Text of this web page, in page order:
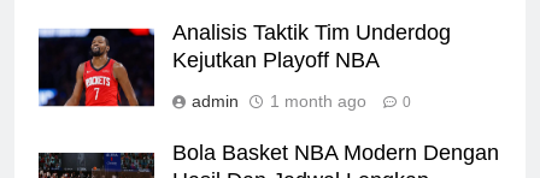
Analisis Taktik Tim Underdog
Kejutkan Playoff NBA
admin 1 month ago 0
Bola Basket NBA Modern Dengan